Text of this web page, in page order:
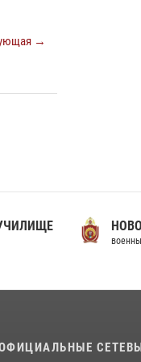
→
Владимира
Российской